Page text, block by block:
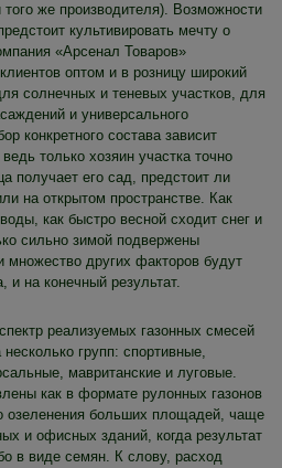
же производителя). Возможности
культивировать мечту о
«Арсенал Товаров»
оптом и в розницу широкий
солнечных и теневых участков, для
и универсального
конкретного состава зависит
только хозяин участка точно
получает его сад, предстоит ли
на открытом пространстве. Как
как быстро весной сходит снег и
сильно зимой подвержены
множество других факторов будут
и на конечный результат.
реализуемых газонных смесей
групп: спортивные,
мавританские и луговые.
как в формате рулонных газонов
озеленения больших площадей, чаще
и офисных зданий, когда результат
в виде семян. К слову, расход